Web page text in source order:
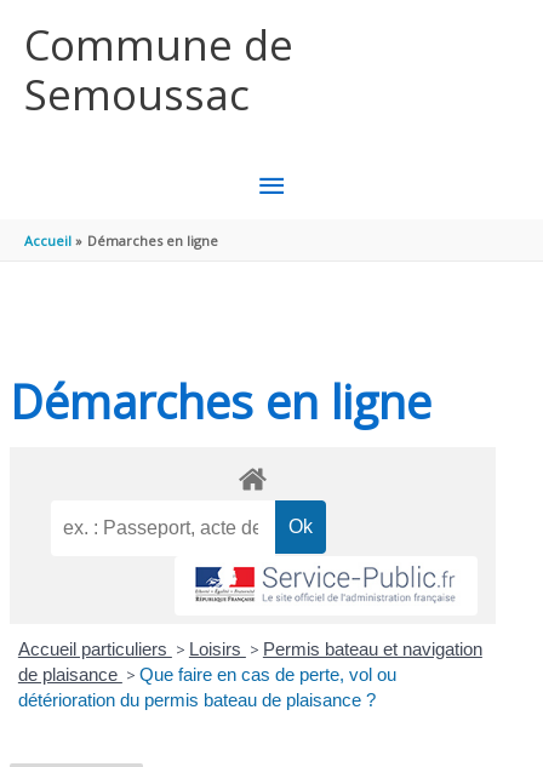
Commune de
Semoussac
MENU
Accueil Démarches en ligne
Démarches en ligne
Accueil particuliers > Loisirs > Permis bateau et navigation
de plaisance > Que faire en cas de perte, vol ou
détérioration du permis bateau de plaisance ?